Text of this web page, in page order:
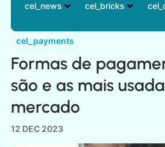
cel_news cel_bricks
cel_payments
Formas de
são e as mais
mercado
12 DEC 2023